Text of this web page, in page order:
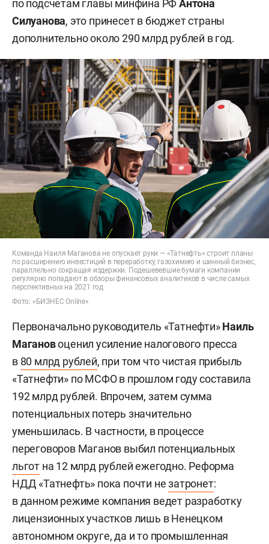
по подсчетам главы минфина РФАнтона
Силуанова, это принесет в бюджет страны
дополнительно около 290 млрд рублей в год.­­
Команда Наиля Маганова не опускает руки — «Татнефть» строит планы
по расширению инвестиций в переработку, газохимию и шинный бизнес,
параллельно сокращая издержки. Подешевевшие бумаги компании
регулярно попадают в обзоры финансовых аналитиков в числе самых
перспективных на 2021 год
Фото: «БИЗНЕС Online»
Первоначально руководитель «Татнефти»Наиль
Магановоценил усиление налогового пресса
в 80 млрд рублей, при том что чистая прибыль
«Татнефти» по МСФО в прошлом году составила
192 млрд рублей. Впрочем, затем сумма
потенциальных потерь значительно
уменьшилась. В частности, в процессе
переговоров Маганов выбил потенциальных
льгот на 12 млрд рублей ежегодно. Реформа
НДД «Татнефть» пока почти незатронет:
в данном режиме компания ведет разработку
лицензионных участков лишь в Ненецком
автономном округе, да и то промышленная